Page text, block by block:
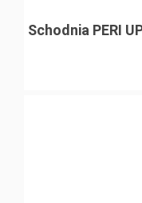
Schodnia PERI